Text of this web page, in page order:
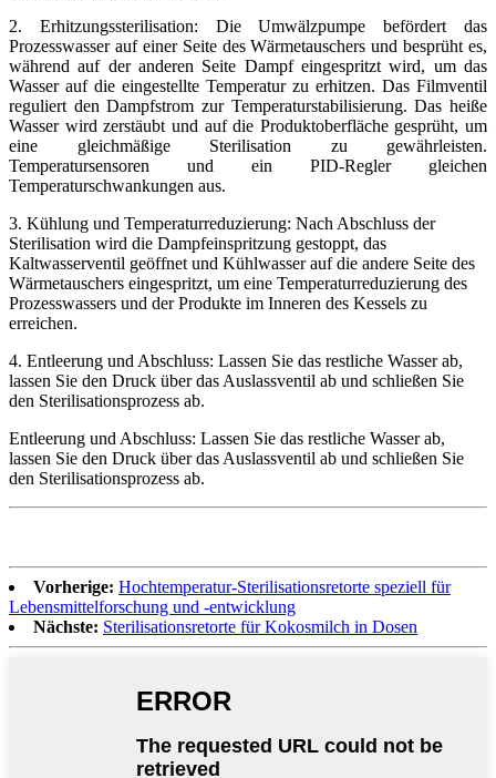
2. Erhitzungssterilisation: Die Umwälzpumpe befördert das
Prozesswasser auf einer Seite des Wärmetauschers und besprüht es,
während auf der anderen Seite Dampf eingespritzt wird, um das
Wasser auf die eingestellte Temperatur zu erhitzen. Das Filmventil
reguliert den Dampfstrom zur Temperaturstabilisierung. Das heiße
Wasser wird zerstäubt und auf die Produktoberfläche gesprüht, um
eine gleichmäßige Sterilisation zu gewährleisten.
Temperatursensoren und ein PID-Regler gleichen
Temperaturschwankungen aus.
3. Kühlung und Temperaturreduzierung: Nach Abschluss der
Sterilisation wird die Dampfeinspritzung gestoppt, das
Kaltwasserventil geöffnet und Kühlwasser auf die andere Seite des
Wärmetauschers eingespritzt, um eine Temperaturreduzierung des
Prozesswassers und der Produkte im Inneren des Kessels zu
erreichen.
4. Entleerung und Abschluss: Lassen Sie das restliche Wasser ab,
lassen Sie den Druck über das Auslassventil ab und schließen Sie
den Sterilisationsprozess ab.
Entleerung und Abschluss: Lassen Sie das restliche Wasser ab,
lassen Sie den Druck über das Auslassventil ab und schließen Sie
den Sterilisationsprozess ab.
Vorherige: Hochtemperatur-Sterilisationsretorte speziell für
Lebensmittelforschung und -entwicklung
Nächste: Sterilisationsretorte für Kokosmilch in Dosen